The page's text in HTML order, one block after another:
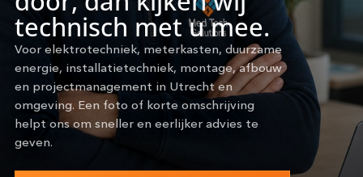
technisch met u mee.
Voor elektrotechniek, meterkasten, duurzame
energie, installatietechniek, montage, afbouw
en projectmanagement in Utrecht en
omgeving. Een foto of korte omschrijving
helpt ons om sneller en eerlijker advies te
geven.